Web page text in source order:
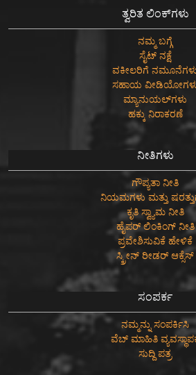
ತ್ವರಿತ ಲಿಂಕ್‌ಗಳು
ನಮ್ಮ ಬಗ್ಗೆ
ಸೈಟ್ ನಕ್ಷೆ
ವಕೀಲರಿಗೆ
ಸಹಾಯ
ಮ್ಯಾನುಯಲ್‌ಗಳು
ಹಕ್ಕು ನಿರಾಕರಣೆ
ನೀತಿಗಳು
ಗೌಪ್ಯತಾ ನೀತಿ
ನಿಯಮಗಳು ಮತ್ತು
ಕೃತಿ ಸ್ವ್ಯಾಮ ನೀತಿ
ಹೈಪರ್ ಲಿಂಕಿಂಗ್ ನೀತಿ
ಪ್ರವೇಶಿಸುವಿಕೆ ಹೇಳಿಕೆ
ಸ್ಕ್ರೀನ್ ರೀಡರ್ ಆಕ್ಸೆಸ್
ಸಂಪರ್ಕ
ನಮ್ಮನ್ನು ಸಂಪರ್ಕಿಸಿ
ವೆಬ್ ಮಾಹಿತಿ
ಸುದ್ದಿ ಪತ್ರ